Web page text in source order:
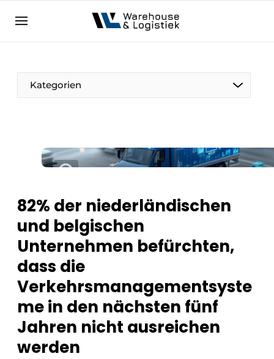
NL EN
Kategorien
82% der niederländischen
und belgischen
Unternehmen befürchten,
dass die
Verkehrsmanagementsyste
me in den nächsten fünf
Jahren nicht ausreichen
werden